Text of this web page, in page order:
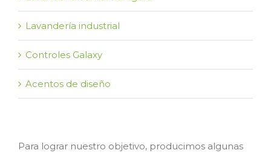
Lavandería industrial
Controles Galaxy
Acentos de diseño
Para lograr nuestro objetivo, producimos algunas